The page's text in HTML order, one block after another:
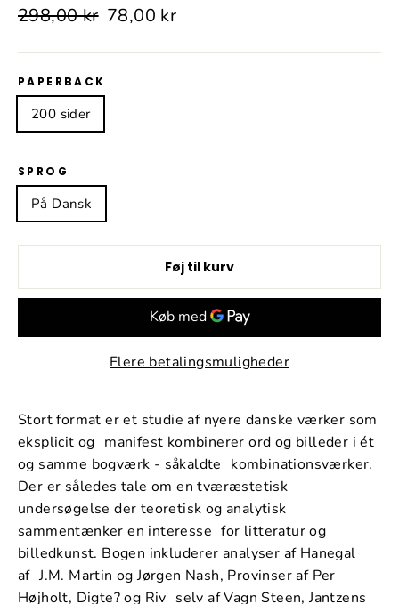
Normalpris
298,00 kr Udsalgspris
78,00 kr
PAPERBACK
200 sider
SPROG
På Dansk
Føj til kurv
Flere betalingsmuligheder
Stort format er et studie af nyere danske værker som
eksplicit og manifest kombinerer ord og billeder i ét
og samme bogværk - såkaldte kombinationsværker.
Der er således tale om en tværæstetisk
undersøgelse der teoretisk og analytisk
sammentænker en interesse for litteratur og
billedkunst. Bogen inkluderer analyser af Hanegal
af J.M. Martin og Jørgen Nash, Provinser af Per
Højholt, Digte? og Riv selv af Vagn Steen, Jantzens